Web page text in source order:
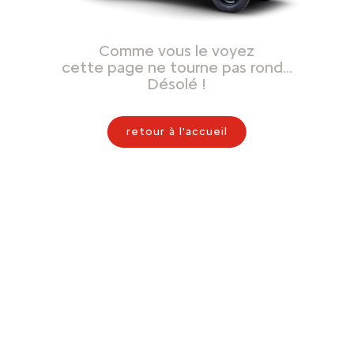
Comme vous le voyez
cette page ne tourne pas rond…
Désolé !
retour à l'accueil